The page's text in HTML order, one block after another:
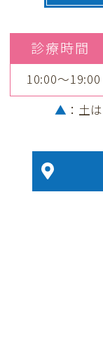
診療時間
10:00～19:00
▲ ：土